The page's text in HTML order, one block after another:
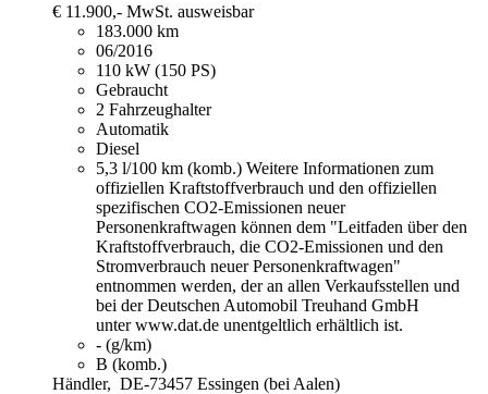
€ 11.900,- MwSt. ausweisbar
183.000 km
06/2016
110 kW (150 PS)
Gebraucht
2 Fahrzeughalter
Automatik
Diesel
5,3 l/100 km (komb.) Weitere Informationen zum
offiziellen Kraftstoffverbrauch und den offiziellen
spezifischen CO2-Emissionen neuer
Personenkraftwagen können dem "Leitfaden über den
Kraftstoffverbrauch, die CO2-Emissionen und den
Stromverbrauch neuer Personenkraftwagen"
entnommen werden, der an allen Verkaufsstellen und
bei der Deutschen Automobil Treuhand GmbH
unter www.dat.de unentgeltlich erhältlich ist.
- (g/km)
B (komb.)
Händler, DE-73457 Essingen (bei Aalen)